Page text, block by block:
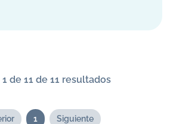
de 11 de 11 resultados
1 Siguiente